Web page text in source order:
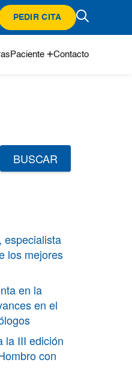
PEDIR CITA
Paciente Contacto
especialista
los mejores
en la
en el
la III edición
con